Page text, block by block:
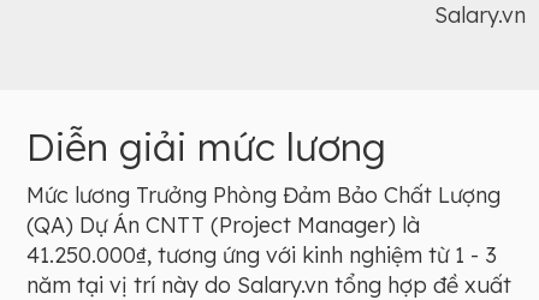
Salary.vn
Diễn giải mức lương
Mức lương Trưởng Phòng Đảm Bảo Chất Lượng
(QA) Dự Án CNTT (Project Manager) là
41.250.000₫, tương ứng với kinh nghiệm từ 1 - 3
năm tại vị trí này do Salary.vn tổng hợp đề xuất